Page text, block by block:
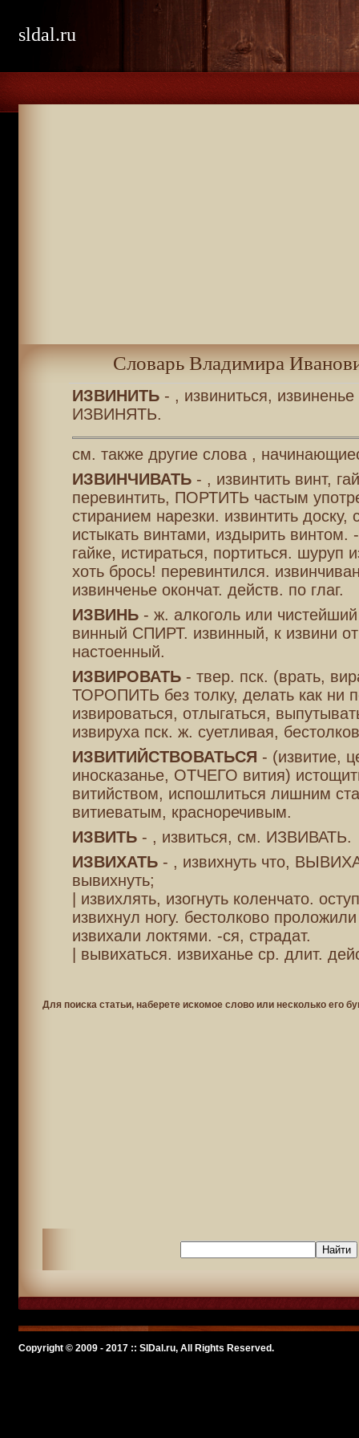
sldal.ru
Словарь Владимира
ИЗВИНИТЬ- , извиниться,
ИЗВИНЯТЬ.
см. также другие слова ,
ИЗВИНЧИВАТЬ- , извинтить винт,
перевинтить, ПОРТИТЬ частым
стиранием нарезки. извинтить доску,
истыкать винтами, издырить винтом.
гайке, истираться, портиться. шуруп
хоть брось! перевинтился.
извинченье окончат. действ. по глаг.
ИЗВИНЬ- ж. алкоголь или
винный СПИРТ. извинный, к извини
настоенный.
ИЗВИРОВАТЬ- твер. пск. (врать,
ТОРОПИТЬ без толку, делать как ни
извироваться, отлыгаться,
извируха пск. ж. суетливая,
ИЗВИТИЙСТВОВАТЬСЯ - (извитие,
иносказанье, ОТЧЕГО вития)
витийством, испошлиться лишним
витиеватым, красноречивым.
ИЗВИТЬ- , извиться, см. ИЗВИВАТЬ.
ИЗВИХАТЬ- , извихнуть что,
вывихнуть;
| извихлять, изогнуть коленчато.
извихнул ногу. бестолково
извихали локтями. -ся, страдат.
| вывихаться. извиханье ср. длит.
Для поиска статьи, наберете искомое слово или несколько его
Copyright © 2009 - 2017 :: SlDal.ru, All Rights Reserved.